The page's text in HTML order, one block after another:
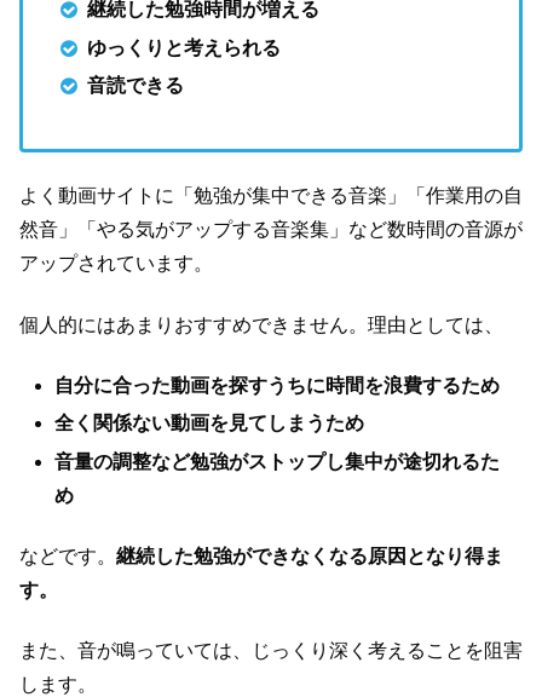
継続した勉強時間が増える
ゆっくりと考えられる
音読できる
よく動画サイトに「勉強が集中できる音楽」「作業用の自
然音」「やる気がアップする音楽集」など数時間の音源が
アップされています。
個人的にはあまりおすすめできません。理由としては、
自分に合った動画を探すうちに時間を浪費するため
全く関係ない動画を見てしまうため
音量の調整など勉強がストップし集中が途切れるた
め
などです。 継続した勉強ができなくなる原因となり得ま
す。
また、音が鳴っていては、じっくり深く考えることを阻害
します。